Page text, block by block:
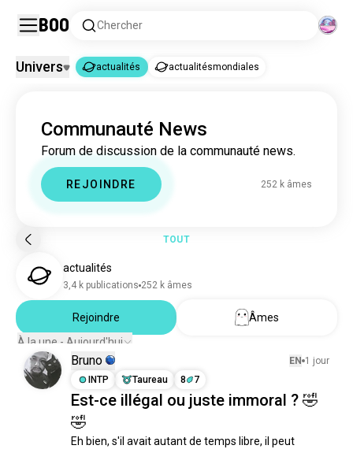
Boo Chercher
actualités
actualitésmondiales 209 k âmes
Univers actualités actualitésmondiales
Communauté News
Forum de discussion de la communauté news.
REJOINDRE 252 k âmes
TOUT
actualités
3,4 k publications 252 k âmes
Rejoindre
Âmes
À la une - Aujourd'hui
Bruno EN 1 jour
INTP
Taureau 8 7
Est-ce illégal ou juste immoral ? 🤣
🤣
Eh bien, s'il avait autant de temps libre, il peut